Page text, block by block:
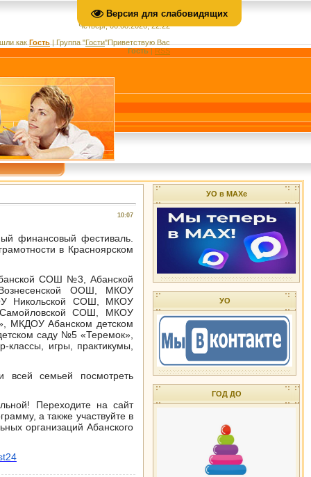
Версия для слабовидящих
Четверг, 06.08.2026, 22:22
как Гость | Группа "Гости"Приветствую Вас
Гость|RSS
10:07
финансовый фестиваль.
в Красноярском
СОШ №3, Абанской
ООШ, МКОУ
Никольской СОШ, МКОУ
СОШ, МКОУ
МКДОУ Абанском детском
саду №5 «Теремок»,
классы, игры, практикумы,
всей семьей посмотреть
Переходите на сайт
а также участвуйте в
организаций Абанского
УО в МАХе
УО
ГОД ДО